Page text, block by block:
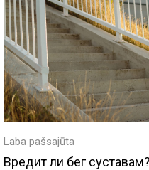
Laba pašsajūta
Вредит ли бег